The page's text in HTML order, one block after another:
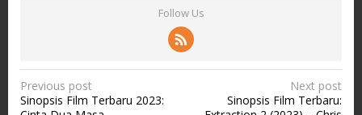
Follow Us
P
o
Previous post
Sinopsis Film Terbaru 2023:
Next post
Sinopsis Film Terbaru: